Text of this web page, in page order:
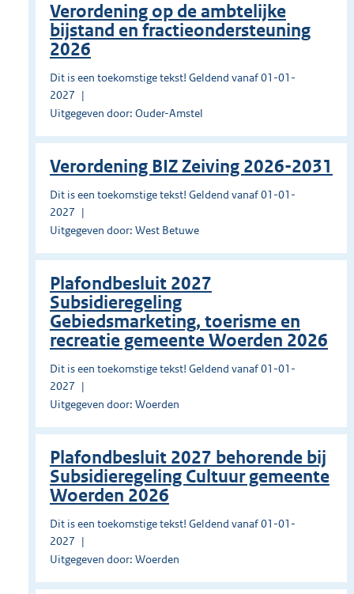
Verordening op de ambtelijke
bijstand en fractieondersteuning
2026
Dit is een toekomstige tekst! Geldend vanaf 01-01-
2027
Uitgegeven door: Ouder-Amstel
Verordening BIZ Zeiving 2026-2031
Dit is een toekomstige tekst! Geldend vanaf 01-01-
2027
Uitgegeven door: West Betuwe
Plafondbesluit 2027
Subsidieregeling
Gebiedsmarketing, toerisme en
recreatie gemeente Woerden 2026
Dit is een toekomstige tekst! Geldend vanaf 01-01-
2027
Uitgegeven door: Woerden
Plafondbesluit 2027 behorende bij
Subsidieregeling Cultuur gemeente
Woerden 2026
Dit is een toekomstige tekst! Geldend vanaf 01-01-
2027
Uitgegeven door: Woerden